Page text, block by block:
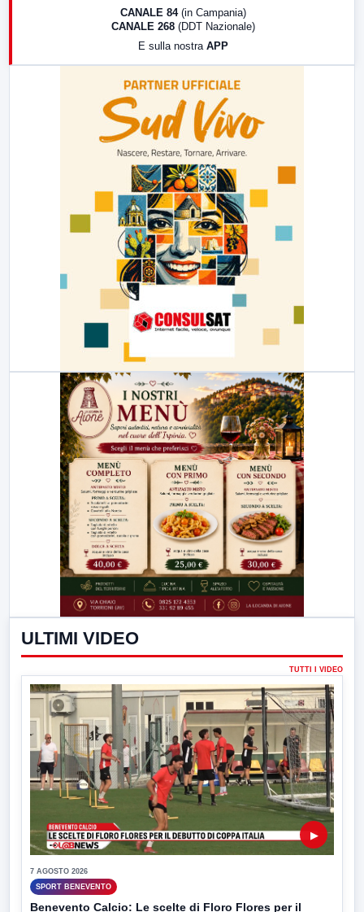
CANALE 84 (in Campania)
CANALE 268 (DDT Nazionale)
E sulla nostra APP
ULTIMI VIDEO
TUTTI I VIDEO
▶
7 AGOSTO 2026
SPORT BENEVENTO
Benevento Calcio: Le scelte di Floro Flores per il